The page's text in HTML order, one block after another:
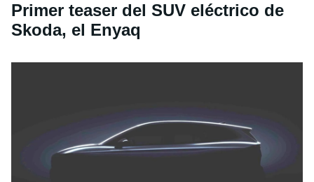
Primer teaser del SUV eléctrico de
Skoda, el Enyaq